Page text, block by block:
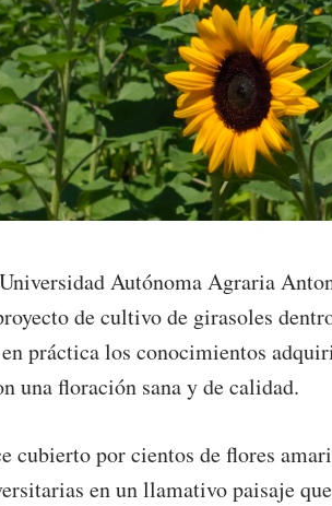
Autónoma Agraria
de cultivo de girasoles
práctica los conocimientos
una floración sana y de calidad.
cubierto por cientos de flores
en un llamativo paisaje